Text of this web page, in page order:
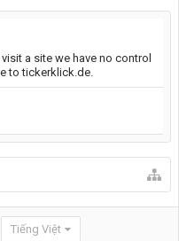
a site we have no control
to tickerklick.de.
Tiếng Việt